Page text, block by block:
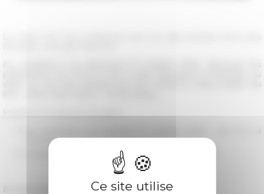
Du vendredi 11 au dimanche 13 octobre 2024, retrouvez les
publications de l'EFR et des Écoles françaises à l'étranger au
à Blois (Salon du
livre - place Jean Jaurès - 41000 Blois).
les vendredi 11 et samedi 12 octobre 2024 : de 10 h à
19 h 30,
le dimanche 13 octobre 2024 : de 10 h à 18 h 30.
En savoir plus →
Ce site utilise